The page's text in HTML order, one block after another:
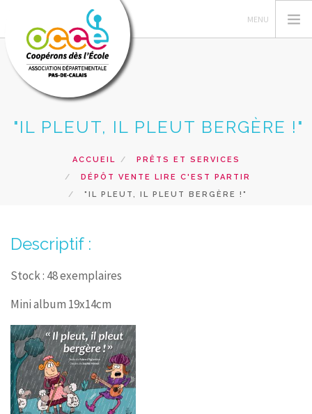
L'OCCE 62
RESSOURCES ET SERVICES
RECHERCHER
CONTACT
"IL PLEUT, IL PLEUT BERGÈRE !"
ACCUEIL
PRÊTS ET SERVICES
DÉPÔT VENTE LIRE C'EST PARTIR
"IL PLEUT, IL PLEUT BERGÈRE !"
Descriptif :
Stock : 48 exemplaires
Mini album 19x14cm